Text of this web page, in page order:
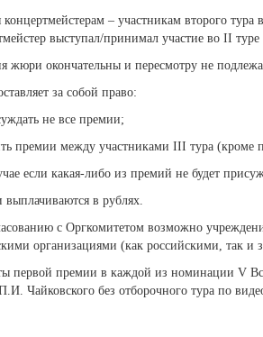
– участникам второго тура
выступал/принимал участие во II туре
жюри окончательны и пересмотру не
за собой право:
не все премии;
премии между участниками III тура (кроме
если какая-либо из премий не будет
в рублях.
с Оргкомитетом возможно
организациями (как российскими, так
первой премии в каждой из номинации V
Чайковского без отборочного тура по